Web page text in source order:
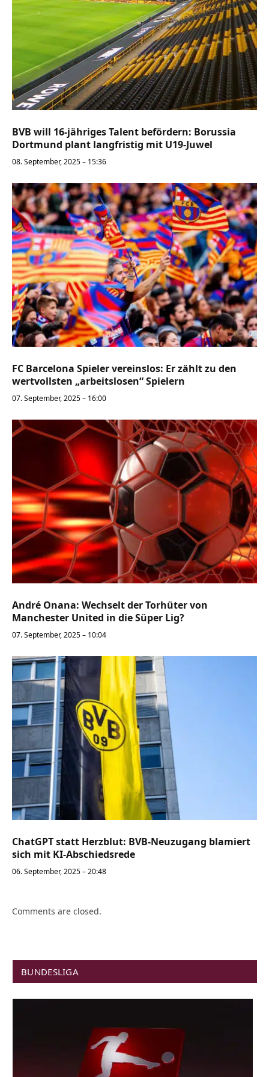
BVB will 16-jähriges Talent befördern: Borussia
Dortmund plant langfristig mit U19-Juwel
08. September, 2025 – 15:36
FC Barcelona Spieler vereinslos: Er zählt zu den
wertvollsten „arbeitslosen“ Spielern
07. September, 2025 – 16:00
André Onana: Wechselt der Torhüter von
Manchester United in die Süper Lig?
07. September, 2025 – 10:04
ChatGPT statt Herzblut: BVB-Neuzugang blamiert
sich mit KI-Abschiedsrede
06. September, 2025 – 20:48
Comments are closed.
BUNDESLIGA